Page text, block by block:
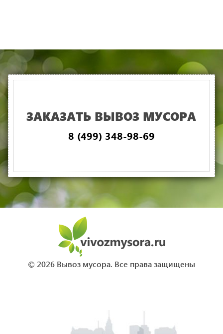
ЗАКАЗАТЬ ВЫВОЗ МУСОРА
8 (499) 348-98-69
© 2026 Вывоз мусора. Все права защищены